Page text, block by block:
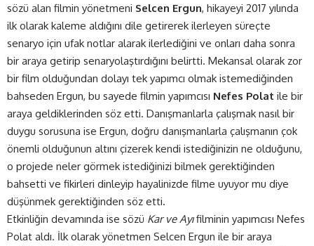
sözü alan filmin yönetmeni Selcen Ergun, hikayeyi 2017 yılında
ilk olarak kaleme aldığını dile getirerek ilerleyen süreçte
senaryo için ufak notlar alarak ilerlediğini ve onları daha sonra
bir araya getirip senaryolaştırdığını belirtti. Mekansal olarak zor
bir film olduğundan dolayı tek yapımcı olmak istemediğinden
bahseden Ergun, bu sayede filmin yapımcısı Nefes Polat ile bir
araya geldiklerinden söz etti. Danışmanlarla çalışmak nasıl bir
duygu sorusuna ise Ergun, doğru danışmanlarla çalışmanın çok
önemli olduğunun altını çizerek kendi istediğinizin ne olduğunu,
o projede neler görmek istediğinizi bilmek gerektiğinden
bahsetti ve fikirleri dinleyip hayalinizde filme uyuyor mu diye
düşünmek gerektiğinden söz etti.
Etkinliğin devamında ise sözü Kar ve Ayıfilminin yapımcısı Nefes
Polat aldı. İlk olarak yönetmen Selcen Ergun ile bir araya